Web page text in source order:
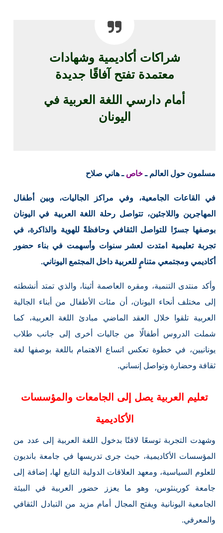
شراكات أكاديمية وشهادات
معتمدة تفتح آفاقًا جديدة
أمام دارسي اللغة العربية في
اليونان
مسلمون حول العالم ـخاص ـ هاني صلاح
في القاعات الجامعية، وفي مراكز الجاليات، وبين أطفال
المهاجرين واللاجئين، تتواصل رحلة اللغة العربية في اليونان
بوصفها جسرًا للتواصل الثقافي وحافظةً للهوية والذاكرة، في
تجربة تعليمية امتدت لعشر سنوات وأسهمت في بناء حضور
أكاديمي ومجتمعي متنامٍ للعربية داخل المجتمع اليوناني.
وأكد منتدى التنمية، ومقره العاصمة أثينا، والذي تمتد أنشطته
إلى مختلف أنحاء اليونان، أن مئات الأطفال من أبناء الجالية
العربية تلقوا خلال العقد الماضي مبادئ اللغة العربية، كما
شملت الدروس أطفالًا من جاليات أخرى إلى جانب طلاب
يونانيين، في خطوة تعكس اتساع الاهتمام باللغة بوصفها لغة
ثقافة وحضارة وتواصل إنساني.
تعليم العربية يصل إلى الجامعات والمؤسسات
الأكاديمية
وشهدت التجربة توسعًا لافتًا بدخول اللغة العربية إلى عدد من
المؤسسات الأكاديمية، حيث جرى تدريسها في جامعة بانديون
للعلوم السياسية، ومعهد العلاقات الدولية التابع لها، إضافة إلى
جامعة كورينثوس، وهو ما يعزز حضور العربية في البيئة
الجامعية اليونانية ويفتح المجال أمام مزيد من التبادل الثقافي
والمعرفي.